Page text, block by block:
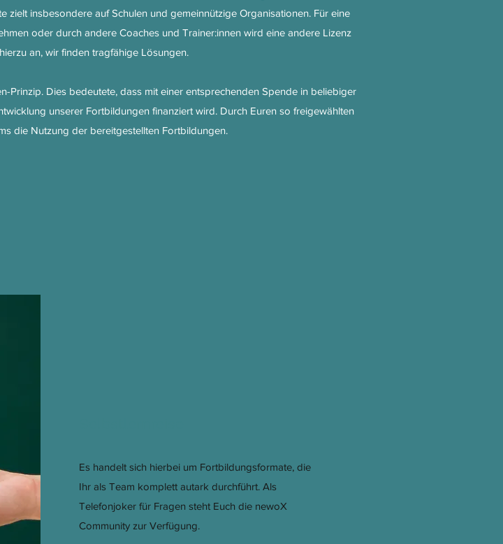
zielt insbesondere auf Schulen und gemeinnützige Organisationen. Für eine
oder durch andere Coaches und Trainer:innen wird eine andere Lizenz
an, wir finden tragfähige Lösungen.
Prinzip. Dies bedeutete, dass mit einer entsprechenden Spende in beliebiger
unserer Fortbildungen finanziert wird. Durch Euren so freigewählten
die Nutzung der bereitgestellten Fortbildungen.
Es handelt sich hierbei um Fortbildungsformate, die
Ihr als Team komplett autark durchführt. Als
Telefonjoker für Fragen steht Euch die newoX
Community zur Verfügung.